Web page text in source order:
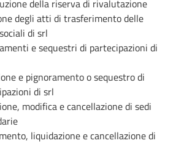
della riserva di rivalutazione
degli atti di trasferimento delle
di srl
e sequestri di partecipazioni di
e pignoramento o sequestro di
di srl
modifica e cancellazione di sedi
liquidazione e cancellazione di